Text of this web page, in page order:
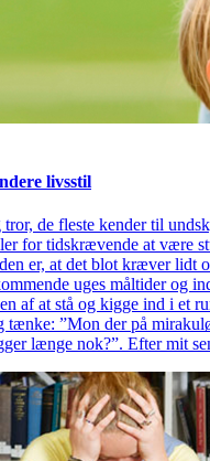
livsstil
tror, de fleste kender til
for tidskrævende at være
er, at det blot kræver lidt
uges måltider og
af at stå og kigge ind i et
tænke: ”Mon der på
længe nok?”. Efter mit